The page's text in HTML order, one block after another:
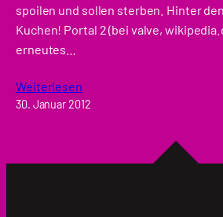
spoilen und sollen sterben. Hinter
Kuchen! Portal 2 (bei valve,
erneutes…
Weiterlesen
30. Januar 2012